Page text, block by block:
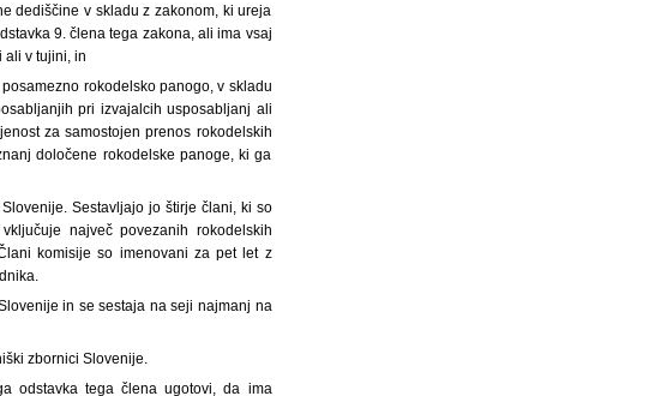
dediščine v skladu z zakonom, ki ureja
9. člena tega zakona, ali ima vsaj
ali v tujini, in
rokodelsko panogo, v skladu
pri izvajalcih usposabljanj ali
za samostojen prenos rokodelskih
določene rokodelske panoge, ki ga
Sestavljajo jo štirje člani, ki so
največ povezanih rokodelskih
komisije so imenovani za pet let z
in se sestaja na seji najmanj na
zbornici Slovenije.
odstavka tega člena ugotovi, da ima